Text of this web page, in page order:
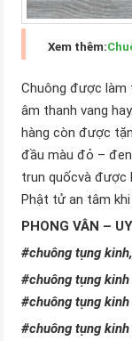
Xem thêm:
Chuông được
âm thanh vang
hàng còn được
đầu màu đỏ –
trun quốcvà được
Phật tử an tâm
PHONG VÂN –
#chuông tụng
#chuông tụng
#chuông tụng
#chuông tụng